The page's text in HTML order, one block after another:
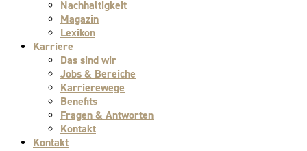
Nachhaltigkeit
Magazin
Lexikon
Karriere
Das sind wir
Jobs & Bereiche
Karrierewege
Benefits
Fragen & Antworten
Kontakt
Kontakt